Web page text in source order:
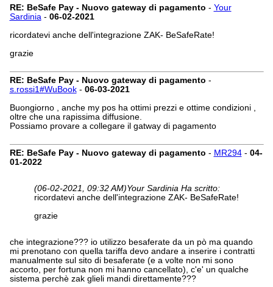
RE: BeSafe Pay - Nuovo gateway di pagamento - Your
Sardinia- 06-02-2021
ricordatevi anche dell'integrazione ZAK- BeSafeRate!
grazie
RE: BeSafe Pay - Nuovo gateway di pagamento -
s.rossi1#WuBook- 06-03-2021
Buongiorno , anche my pos ha ottimi prezzi e ottime condizioni ,
oltre che una rapissima diffusione.
Possiamo provare a collegare il gatway di pagamento
RE: BeSafe Pay - Nuovo gateway di pagamento - MR294- 04-
01-2022
(06-02-2021, 09:32 AM)Your Sardinia Ha scritto:
ricordatevi anche dell'integrazione ZAK- BeSafeRate!
grazie
che integrazione??? io utilizzo besaferate da un pò ma quando
mi prenotano con quella tariffa devo andare a inserire i contratti
manualmente sul sito di besaferate (e a volte non mi sono
accorto, per fortuna non mi hanno cancellato), c'e' un qualche
sistema perchè zak glieli mandi direttamente???